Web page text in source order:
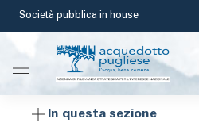
Salta
contenuto
principale
Società pubblica in house
In questa sezione